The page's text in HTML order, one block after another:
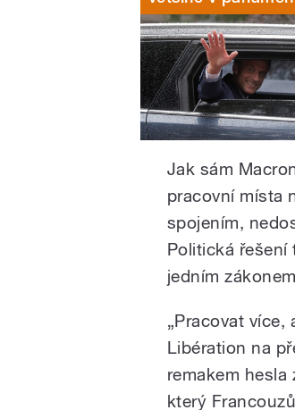
Jak sám
pracovní místa
spojením,
Politická řešení
jedním
„Pracovat více,
Libération na
remakem hesla
který